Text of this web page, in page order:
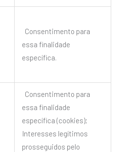
Consentimento para
essa finalidade
específica.
Consentimento para
essa finalidade
específica (cookies);
Interesses legítimos
prosseguidos pelo